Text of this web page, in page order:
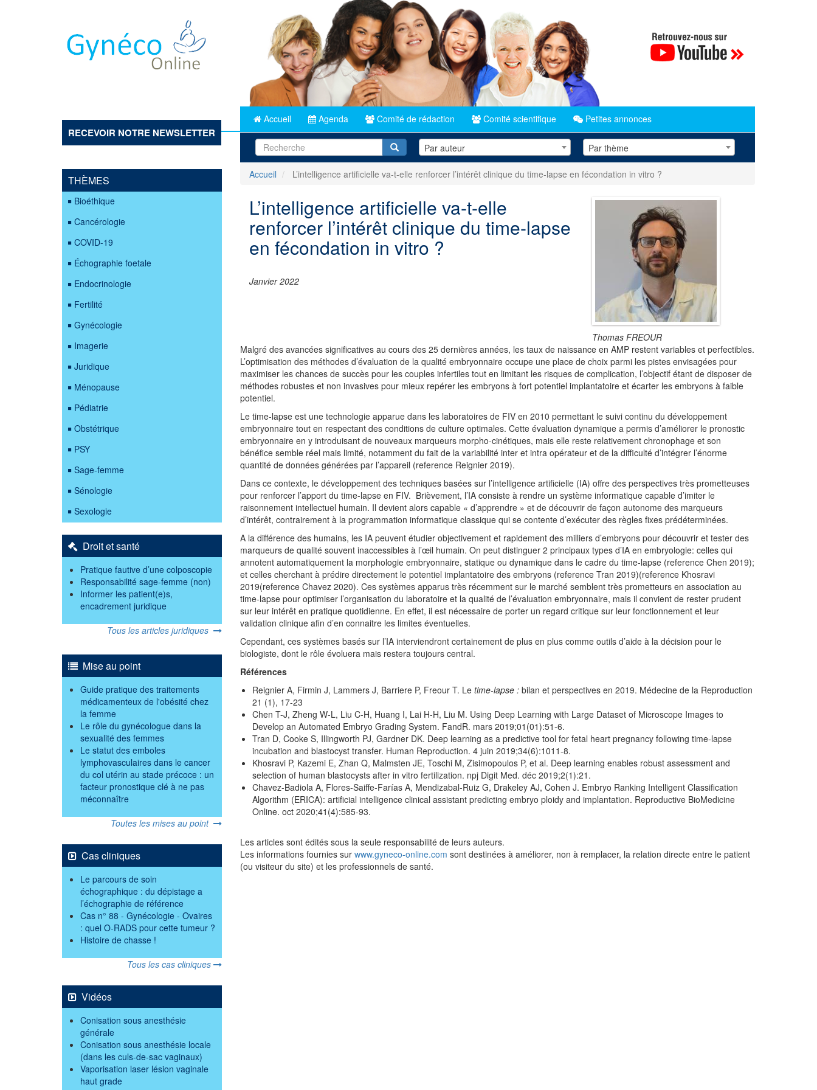
Accueil Agenda Comité de rédaction Comité scientifique Petites annonces
RECEVOIR NOTRE NEWSLETTER
RecherchePar auteur Par thème
Accueil L’intelligence artificielle va-t-elle renforcer l’intérêt clinique du time-lapse en fécondation in vitro ?
L’intelligence artificielle va-t-elle
renforcer l’intérêt clinique du time-lapse
en fécondation in vitro ?
Janvier 2022
Thomas FREOUR
Malgré des avancées significatives au cours des 25 dernières années, les taux de naissance en AMP restent variables et perfectibles.
L’optimisation des méthodes d’évaluation de la qualité embryonnaire occupe une place de choix parmi les pistes envisagées pour
maximiser les chances de succès pour les couples infertiles tout en limitant les risques de complication, l’objectif étant de disposer de
méthodes robustes et non invasives pour mieux repérer les embryons à fort potentiel implantatoire et écarter les embryons à faible
potentiel.
Le time-lapse est une technologie apparue dans les laboratoires de FIV en 2010 permettant le suivi continu du développement
embryonnaire tout en respectant des conditions de culture optimales. Cette évaluation dynamique a permis d’améliorer le pronostic
embryonnaire en y introduisant de nouveaux marqueurs morpho-cinétiques, mais elle reste relativement chronophage et son
bénéfice semble réel mais limité, notamment du fait de la variabilité inter et intra opérateur et de la difficulté d’intégrer l’énorme
quantité de données générées par l’appareil (reference Reignier 2019).
Dans ce contexte, le développement des techniques basées sur l’intelligence artificielle (IA) offre des perspectives très prometteuses
pour renforcer l’apport du time-lapse en FIV. Brièvement, l’IA consiste à rendre un système informatique capable d’imiter le
raisonnement intellectuel humain. Il devient alors capable « d’apprendre » et de découvrir de façon autonome des marqueurs
d’intérêt, contrairement à la programmation informatique classique qui se contente d’exécuter des règles fixes prédéterminées.
A la différence des humains, les IA peuvent étudier objectivement et rapidement des milliers d’embryons pour découvrir et tester des
marqueurs de qualité souvent inaccessibles à l’œil humain. On peut distinguer 2 principaux types d’IA en embryologie: celles qui
annotent automatiquement la morphologie embryonnaire, statique ou dynamique dans le cadre du time-lapse (reference Chen 2019);
et celles cherchant à prédire directement le potentiel implantatoire des embryons (reference Tran 2019)(reference Khosravi
2019(reference Chavez 2020). Ces systèmes apparus très récemment sur le marché semblent très prometteurs en association au
time-lapse pour optimiser l’organisation du laboratoire et la qualité de l’évaluation embryonnaire, mais il convient de rester prudent
sur leur intérêt en pratique quotidienne. En effet, il est nécessaire de porter un regard critique sur leur fonctionnement et leur
validation clinique afin d’en connaitre les limites éventuelles.
Cependant, ces systèmes basés sur l’IA interviendront certainement de plus en plus comme outils d’aide à la décision pour le
biologiste, dont le rôle évoluera mais restera toujours central.
Références
Reignier A, Firmin J, Lammers J, Barriere P, Freour T. Le time-lapse :bilan et perspectives en 2019. Médecine de la Reproduction
21 (1), 17-23
Chen T-J, Zheng W-L, Liu C-H, Huang I, Lai H-H, Liu M. Using Deep Learning with Large Dataset of Microscope Images to
Develop an Automated Embryo Grading System. FandR. mars 2019;01(01):51‑6.
Tran D, Cooke S, Illingworth PJ, Gardner DK. Deep learning as a predictive tool for fetal heart pregnancy following time-lapse
incubation and blastocyst transfer. Human Reproduction. 4 juin 2019;34(6):1011‑8.
Khosravi P, Kazemi E, Zhan Q, Malmsten JE, Toschi M, Zisimopoulos P, et al. Deep learning enables robust assessment and
selection of human blastocysts after in vitro fertilization. npj Digit Med. déc 2019;2(1):21.
Chavez-Badiola A, Flores-Saiffe-Farías A, Mendizabal-Ruiz G, Drakeley AJ, Cohen J. Embryo Ranking Intelligent Classification
Algorithm (ERICA): artificial intelligence clinical assistant predicting embryo ploidy and implantation. Reproductive BioMedicine
Online. oct 2020;41(4):585‑93.
Les articles sont édités sous la seule responsabilité de leurs auteurs.
Les informations fournies sur www.gyneco-online.com sont destinées à améliorer, non à remplacer, la relation directe entre le patient
(ou visiteur du site) et les professionnels de santé.
THÈMES
Bioéthique
Cancérologie
COVID-19
Échographie foetale
Endocrinologie
Fertilité
Gynécologie
Imagerie
Juridique
Ménopause
Pédiatrie
Obstétrique
PSY
Sage-femme
Sénologie
Sexologie
Droit et santé
Pratique fautive d’une colposcopie
Responsabilité sage-femme (non)
Informer les patient(e)s,
encadrement juridique
Tous les articles juridiques
Mise au point
Guide pratique des traitements
médicamenteux de l'obésité chez
la femme
Le rôle du gynécologue dans la
sexualité des femmes
Le statut des emboles
lymphovasculaires dans le cancer
du col utérin au stade précoce : un
facteur pronostique clé à ne pas
méconnaître
Toutes les mises au point
Cas cliniques
Le parcours de soin
échographique : du dépistage a
l’échographie de référence
Cas n° 88 - Gynécologie - Ovaires
: quel O-RADS pour cette tumeur ?
Histoire de chasse !
Tous les cas cliniques
Vidéos
Conisation sous anesthésie
générale
Conisation sous anesthésie locale
(dans les culs-de-sac vaginaux)
Vaporisation laser lésion vaginale
haut grade